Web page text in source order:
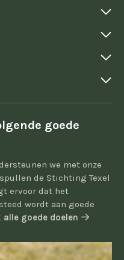
goede
we met onze
de Stichting Texel
ervoor dat het
wordt aan goede
alle goede doelen